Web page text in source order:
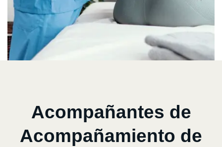
Acompañantes de
Acompañamiento de